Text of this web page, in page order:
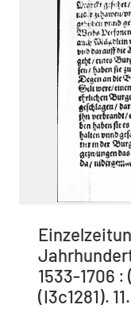
1533-1706
(I3c1281).